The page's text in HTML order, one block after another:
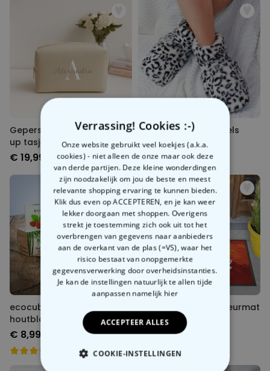
Gepersonaliseerd make-
up tasje met monogram
€ 19,99
Verwarmde pantoffels
voor de magnetron
€ 24,99
ecocube - planten in
houtblokken
€ 8,99
Personaliseerbare deurmat
in meerdere kleuren
€ 34,99
Verrassing! Cookies :-)
Onze website gebruikt veel koekjes (a.k.a.
cookies) - niet alleen de onze maar ook deze
van derde partijen. Deze kleine wonderdingen
zijn noodzakelijk om jou de beste en meest
relevante shopping ervaring te kunnen bieden.
Klik dus even op ACCEPTEREN, en je kan weer
lekker doorgaan met shoppen. Overigens
strekt je toestemming zich ook uit tot het
overbrengen van gegevens naar aanbieders
aan de overkant van de plas (=VS), waar het
risico bestaat van onopgemerkte
gegevensverwerking door overheidsinstanties.
Je kan de instellingen natuurlijk te allen tijde
aanpassen namelijk hier
ACCEPTEER ALLES
COOKIE-INSTELLINGEN